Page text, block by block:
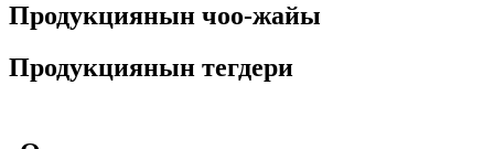
Продукциянын чоо-жайы
Продукциянын тегдери